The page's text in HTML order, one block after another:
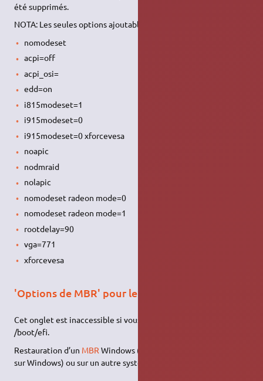
été supprimés.
NOTA: Les seules options ajoutables au noyau sont:
nomodeset
acpi=off
acpi_osi=
edd=on
i815modeset=1
i915modeset=0
i915modeset=0 xforcevesa
noapic
nodmraid
nolapic
nomodeset radeon mode=0
nomodeset radeon mode=1
rootdelay=90
vga=771
xforcevesa
'Options de MBR' pour le boot non EFI (Legacy)
Cet onglet est inaccessible si vous avez coché l'option
/boot/efi.
Restauration d’un MBR Windows (pour démarrer directement
sur Windows) ou sur un autre système :